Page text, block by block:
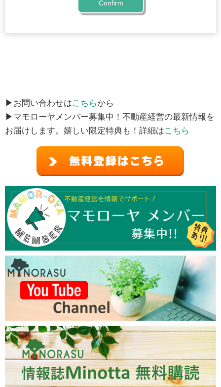
▶お問い合わせはこちらから
▶マモローヤメンバー募集中！不動産経営の最新情報を
お届けします。嬉しい限定特典も！詳細はこちら